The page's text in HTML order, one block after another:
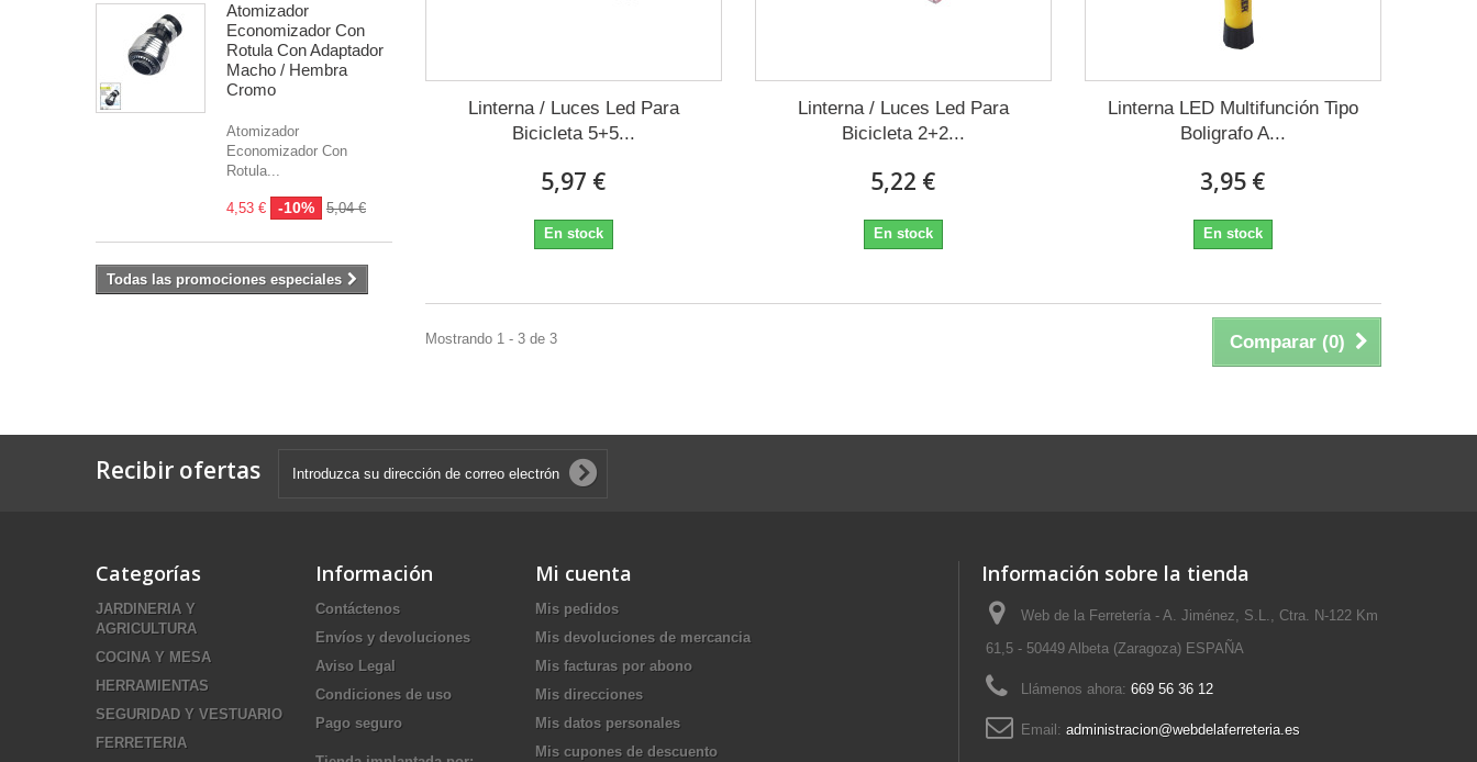
Atomizador
Economizador Con
Rotula Con Adaptador
Macho / Hembra
Cromo
Atomizador
Economizador Con
Rotula...
4,53 € -10% 5,04 €
Todas las promociones especiales
Linterna / Luces Led Para
Bicicleta 5+5...
5,97 €
En stock
Linterna / Luces Led Para
Bicicleta 2+2...
5,22 €
En stock
Linterna LED Multifunción Tipo
Boligrafo A...
3,95 €
En stock
Comparar (0)
Mostrando 1 - 3 de 3
Recibir ofertas
Categorías
JARDINERIA Y
AGRICULTURA
COCINA Y MESA
HERRAMIENTAS
SEGURIDAD Y VESTUARIO
FERRETERIA
Información
Contáctenos
Envíos y devoluciones
Aviso Legal
Condiciones de uso
Pago seguro
Mi cuenta
Mis pedidos
Mis devoluciones de mercancia
Mis facturas por abono
Mis direcciones
Mis datos personales
Mis cupones de descuento
Información sobre la tienda
Web de la Ferretería - A. Jiménez, S.L., Ctra. N-122 Km
61,5 - 50449 Albeta (Zaragoza) ESPAÑA
Llámenos ahora: 669 56 36 12
Email: administracion@webdelaferreteria.es